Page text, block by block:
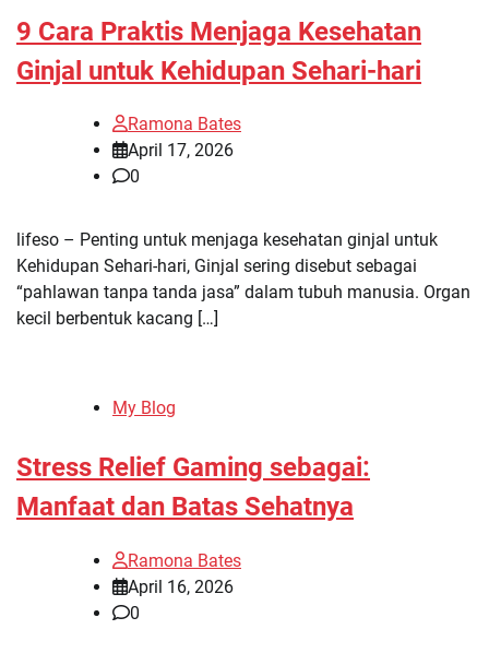
9 Cara Praktis Menjaga Kesehatan
Ginjal untuk Kehidupan Sehari-hari
Ramona Bates
April 17, 2026
0
lifeso – Penting untuk menjaga kesehatan ginjal untuk
Kehidupan Sehari-hari, Ginjal sering disebut sebagai
“pahlawan tanpa tanda jasa” dalam tubuh manusia. Organ
kecil berbentuk kacang […]
My Blog
Stress Relief Gaming sebagai:
Manfaat dan Batas Sehatnya
Ramona Bates
April 16, 2026
0